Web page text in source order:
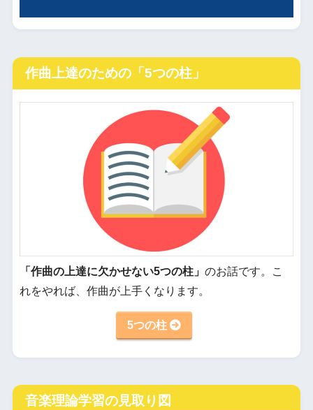
作曲上達のための「5つの柱」
「作曲の上達に欠かせない5つの柱」 のお話です。こ
れをやれば、作曲が上手くなります。
5つの柱
音楽理論学習の見取り図